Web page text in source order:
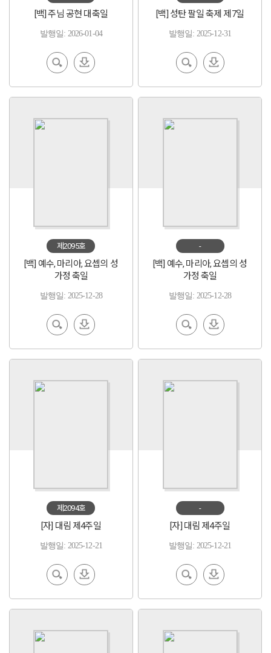
[백] 주님 공현 대축일
발행일: 2026-01-04
EBoo
k 보기
다운
로드
[백] 성탄 팔일 축제 제7일
발행일: 2025-12-31
EBoo
k 보기
다운
로드
제2095호
[백] 예수, 마리아, 요셉의 성
가정 축일
발행일: 2025-12-28
EBoo
k 보기
다운
로드
-
[백] 예수, 마리아, 요셉의 성
가정 축일
발행일: 2025-12-28
EBoo
k 보기
다운
로드
제2094호
[자] 대림 제4주일
발행일: 2025-12-21
EBoo
k 보기
다운
로드
-
[자] 대림 제4주일
발행일: 2025-12-21
EBoo
k 보기
다운
로드